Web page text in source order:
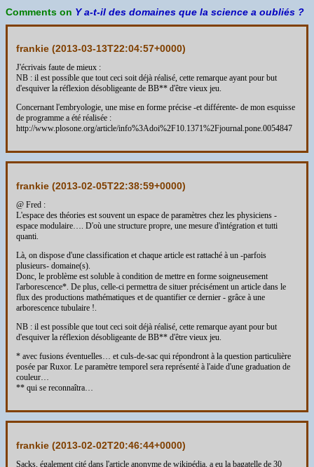
Comments on Y a-t-il des domaines que la science a oubliés ?
frankie (2013-03-13T22:04:57+0000)
J'écrivais faute de mieux :
NB : il est possible que tout ceci soit déjà réalisé, cette remarque ayant pour but
d'esquiver la réflexion désobligeante de BB** d'être vieux jeu.
Concernant l'embryologie, une mise en forme précise -et différente- de mon esquisse
de programme a été réalisée :
http://www.plosone.org/article/info%3Adoi%2F10.1371%2Fjournal.pone.0054847
frankie (2013-02-05T22:38:59+0000)
@ Fred :
L'espace des théories est souvent un espace de paramètres chez les physiciens -
espace modulaire…. D'où une structure propre, une mesure d'intégration et tutti
quanti.
Là, on dispose d'une classification et chaque article est rattaché à un -parfois
plusieurs- domaine(s).
Donc, le problème est soluble à condition de mettre en forme soigneusement
l'arborescence*. De plus, celle-ci permettra de situer précisément un article dans le
flux des productions mathématiques et de quantifier ce dernier - grâce à une
arborescence tubulaire !.
NB : il est possible que tout ceci soit déjà réalisé, cette remarque ayant pour but
d'esquiver la réflexion désobligeante de BB** d'être vieux jeu.
* avec fusions éventuelles… et culs-de-sac qui répondront à la question particulière
posée par Ruxor. Le paramètre temporel sera représenté à l'aide d'une graduation de
couleur…
** qui se reconnaîtra…
frankie (2013-02-02T20:46:44+0000)
Sacks, également cité dans l'article anonyme de wikipédia, a eu la bagatelle de 30